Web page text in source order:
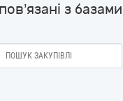
з базами